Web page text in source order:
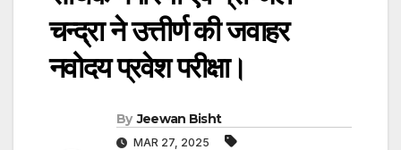
चन्द्रा ने उत्तीर्ण की जवाहर
नवोदय प्रवेश परीक्षा।
By Jeewan Bisht
MAR 27, 2025